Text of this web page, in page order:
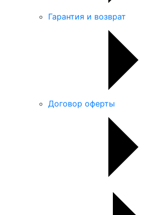
Гарантия и возврат
Договор оферты